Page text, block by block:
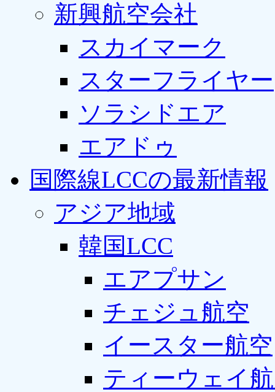
新興航空会社
スカイマーク
スターフライヤー
ソラシドエア
エアドゥ
国際線LCCの最新情報
アジア地域
韓国LCC
エアプサン
チェジュ航空
イースター航空
ティーウェイ